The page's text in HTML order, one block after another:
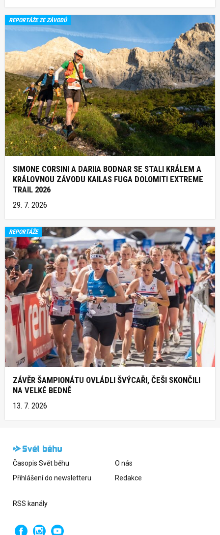
REPORTÁŽE ZE ZÁVODŮ
SIMONE CORSINI A DARIIA BODNAR SE STALI KRÁLEM A
KRÁLOVNOU ZÁVODU KAILAS FUGA DOLOMITI EXTREME
TRAIL 2026
29. 7. 2026
REPORTÁŽE
ZÁVĚR ŠAMPIONÁTU OVLÁDLI ŠVÝCAŘI, ČEŠI SKONČILI
NA VELKÉ BEDNĚ
13. 7. 2026
Časopis Svět běhu
Přihlášení do newsletteru
O nás
Redakce
RSS kanály